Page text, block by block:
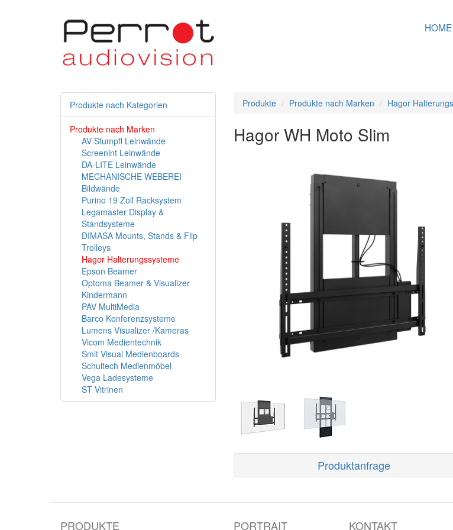
HOME
Produkte nach Kategorien
Produkte nach Marken
AV Stumpfl Leinwände
Screenint Leinwände
DA-LITE Leinwände
MECHANISCHE WEBEREI
Bildwände
Purino 19 Zoll Racksystem
Legamaster Display &
Standsysteme
DIMASA Mounts, Stands & Flip
Trolleys
Hagor Halterungssysteme
Epson Beamer
Optoma Beamer & Visualizer
Kindermann
PAV MultiMedia
Barco Konferenzsysteme
Lumens Visualizer /Kameras
Vicom Medientechnik
Smit Visual Medienboards
Schultech Medienmöbel
Vega Ladesysteme
ST Vitrinen
Produkte Produkte nach Marken Hagor
Hagor WH Moto Slim
Produktanfrage
PRODUKTE PORTRAIT KONTAKT